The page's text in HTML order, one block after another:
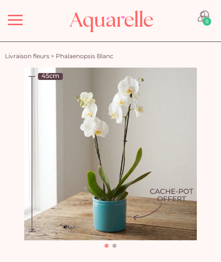
Menu 0
Livraison fleurs > Phalaenopsis Blanc